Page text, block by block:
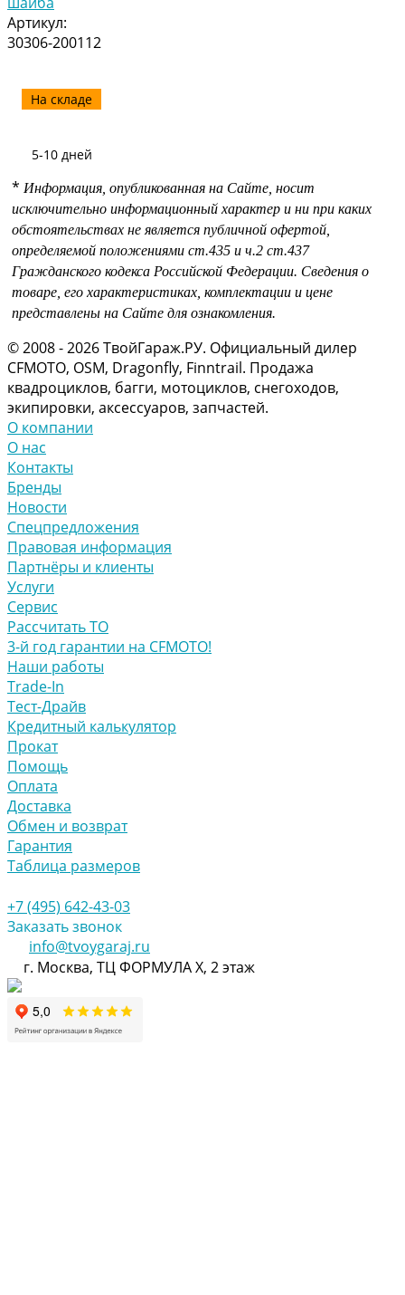
Артикул:
30306-200112
На складе
5-10 дней
* Информация, опубликованная на Сайте, носит
исключительно информационный характер и ни при каких
обстоятельствах не является публичной офертой,
определяемой положениями ст.435 и ч.2 ст.437
Гражданского кодекса Российской Федерации. Сведения о
товаре, его характеристиках, комплектации и цене
представлены на Сайте для ознакомления.
© 2008 - 2026 ТвойГараж.РУ. Официальный дилер
CFMOTO, OSM, Dragonfly, Finntrail. Продажа
квадроциклов, багги, мотоциклов, снегоходов,
экипировки, аксессуаров, запчастей.
О компании
О нас
Контакты
Бренды
Новости
Спецпредложения
Правовая информация
Партнёры и клиенты
Услуги
Сервис
Рассчитать ТО
3-й год гарантии на CFMOTO!
Наши работы
Trade-In
Тест-Драйв
Кредитный калькулятор
Прокат
Помощь
Оплата
Доставка
Обмен и возврат
Гарантия
Таблица размеров
+7 (495) 642-43-03
Заказать звонок
info@tvoygaraj.ru
г. Москва, ТЦ ФОРМУЛА Х, 2 этаж